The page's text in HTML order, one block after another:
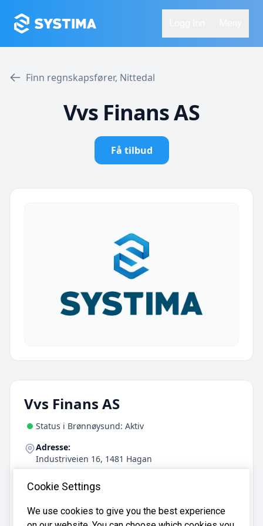
Finn regnskapsfører, Nittedal
Vvs Finans AS
Få tilbud
Vvs Finans AS
Status i Brønnøysund: Aktiv
Adresse:
Industriveien 16, 1481 Hagan
14
Cookie Settings
We use cookies to give you the best experience